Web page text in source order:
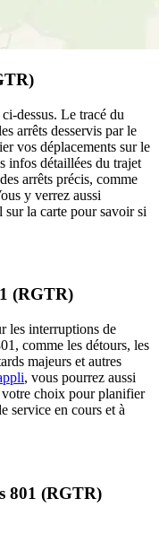
dessus. Le tracé du
arrêts desservis par le
vos déplacements sur le
infos détaillées du trajet
arrêts précis, comme
y verrez aussi
sur la carte pour savoir si
(RGTR)
les interruptions de
comme les détours, les
majeurs et autres
, vous pourrez aussi
choix pour planifier
service en cours et à
801 (RGTR)